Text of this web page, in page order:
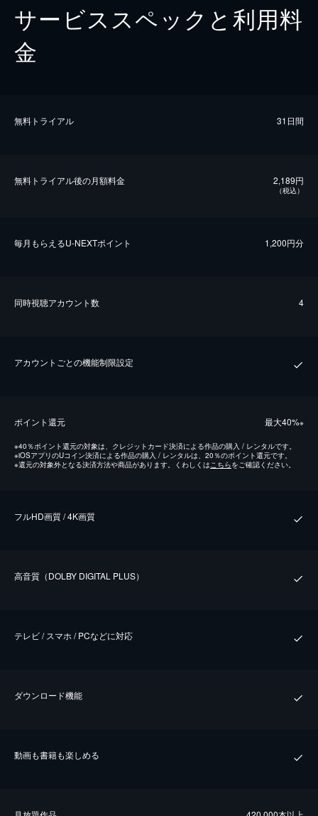
サービススペックと利用料
金
無料トライアル 31日間
無料トライアル後の⽉額料金 2,189円
（税込）
毎⽉もらえるU-NEXTポイント 1,200円分
同時視聴アカウント数 4
アカウントごとの機能制限設定
ポイント還元 最⼤40%※
※40％ポイント還元の対象は、クレジットカード決済による作品の購入 / レンタルです。
※iOSアプリのUコイン決済による作品の購入 / レンタルは、20％のポイント還元です。
※還元の対象外となる決済方法や商品があります。くわしくはこちらをご確認ください。
フルHD画質 / 4K画質
⾼⾳質（DOLBY DIGITAL PLUS）
テレビ / スマホ / PCなどに対応
ダウンロード機能
動画も書籍も楽しめる